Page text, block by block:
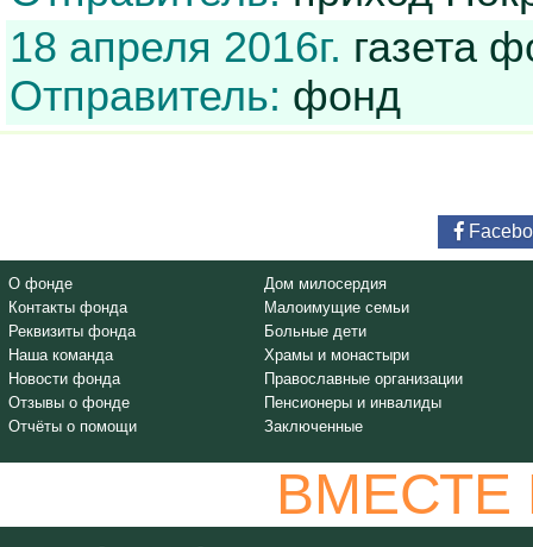
18 апреля 2016г. газета
Отправитель: фонд
О фонде
Контакты фонда
Реквизиты фонда
Наша команда
Новости фонда
Отзывы о фонде
Отчёты о помощи
Дом милосердия
Малоимущие семьи
Больные дети
Храмы и монастыри
Православные организации
Пенсионеры и инвалиды
Заключенные